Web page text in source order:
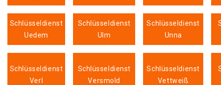
Schlüsseldienst
Uedem
Schlüsseldienst
Ulm
Schlüsseldienst
Unna
Schlüsseldienst
Verl
Schlüsseldienst
Versmold
Schlüsseldienst
Vettweiß